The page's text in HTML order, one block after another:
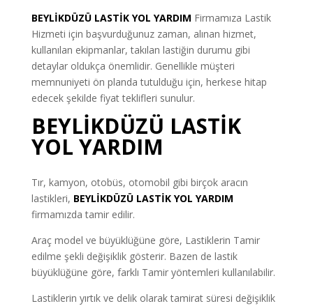
BEYLİKDÜZÜ LASTİK YOL YARDIM Firmamıza Lastik
Hizmeti için başvurduğunuz zaman, alınan hizmet,
kullanılan ekipmanlar, takılan lastiğin durumu gibi
detaylar oldukça önemlidir. Genellikle müşteri
memnuniyeti ön planda tutulduğu için, herkese hitap
edecek şekilde fiyat teklifleri sunulur.
BEYLİKDÜZÜ LASTİK
YOL YARDIM
Tır, kamyon, otobüs, otomobil gibi birçok aracın
lastikleri, BEYLİKDÜZÜ LASTİK YOL YARDIM
firmamızda tamir edilir.
Araç model ve büyüklüğüne göre, Lastiklerin Tamir
edilme şekli değişiklik gösterir. Bazen de lastik
büyüklüğüne göre, farklı Tamir yöntemleri kullanılabilir.
Lastiklerin yırtık ve delik olarak tamirat süresi değişiklik